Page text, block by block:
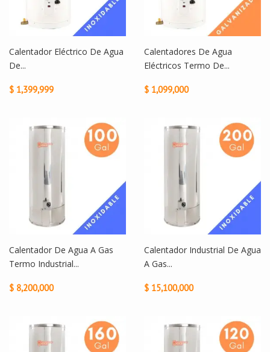
Calentador Eléctrico De Agua
De...
$ 1,399,999
Calentadores De Agua
Eléctricos Termo De...
$ 1,099,000
Calentador De Agua A Gas
Termo Industrial...
$ 8,200,000
Calentador Industrial De Agua
A Gas...
$ 15,100,000